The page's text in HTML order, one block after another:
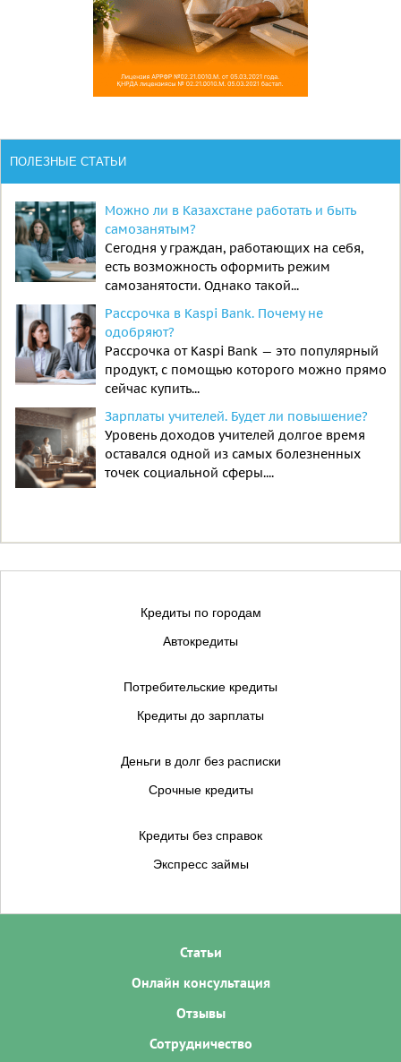
ПОЛЕЗНЫЕ СТАТЬИ
Можно ли в Казахстане работать и быть
самозанятым?
Сегодня у граждан, работающих на себя,
есть возможность оформить режим
самозанятости. Однако такой...
Рассрочка в Kaspi Bank. Почему не
одобряют?
Рассрочка от Kaspi Bank — это популярный
продукт, с помощью которого можно прямо
сейчас купить...
Зарплаты учителей. Будет ли повышение?
Уровень доходов учителей долгое время
оставался одной из самых болезненных
точек социальной сферы....
Кредиты по городам
Автокредиты
Потребительские кредиты
Кредиты до зарплаты
Деньги в долг без расписки
Срочные кредиты
Кредиты без справок
Экспресс займы
Статьи
Онлайн консультация
Отзывы
Сотрудничество